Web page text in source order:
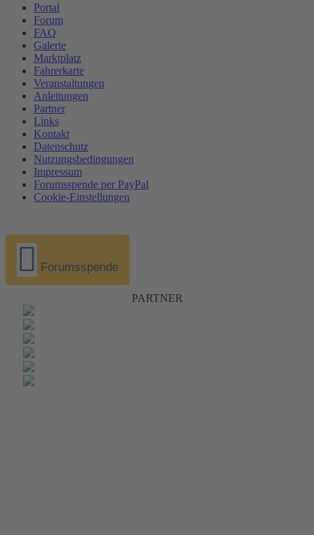
Portal
Forum
FAQ
Galerie
Marktplatz
Fahrerkarte
Veranstaltungen
Anleitungen
Partner
Links
Kontakt
Datenschutz
Nutzungsbedingungen
Impressum
Forumsspende per PayPal
Cookie-Einstellungen
Forumsspende
PARTNER